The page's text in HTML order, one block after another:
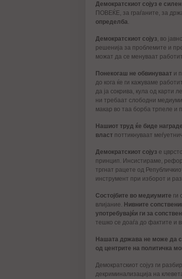
Демократскиот сојуз е
ПОВЕЌЕ, за граѓаните, за
определба.
Демократскиот сојуз, во
решенија за проблемите и
можат да се менуваат
Понекогаш не обвинуваат и
до кога ќе ги кажуваме
да ја сокрива, кула од карти
ни требаат слободни
макар во таа борба трпеле и
Нашиот труд ќе биде
власт поттикнуваат
Демократскиот сојуз е
принцип. Инсистираме,
тргнат рацете од
инструмент при изборот и
Состојбите во медиумите ги
влијание. Нивните
употребувајќи ги за
тешко се доаѓа до фактите и
Нашата држава не може да
од центрите на политичка
Демократскиот сојуз ги
декриминализација на